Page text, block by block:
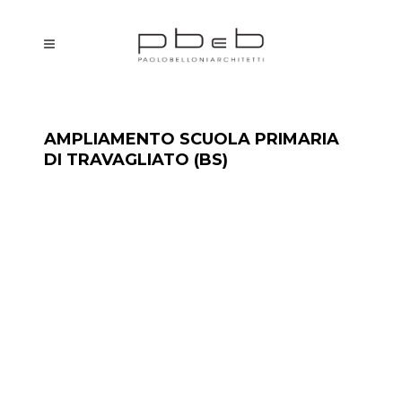
AMPLIAMENTO SCUOLA PRIMARIA
DI TRAVAGLIATO (BS)